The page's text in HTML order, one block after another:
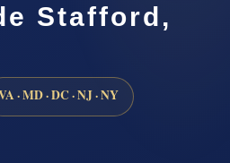
Stafford,
· MD · DC · NJ · NY